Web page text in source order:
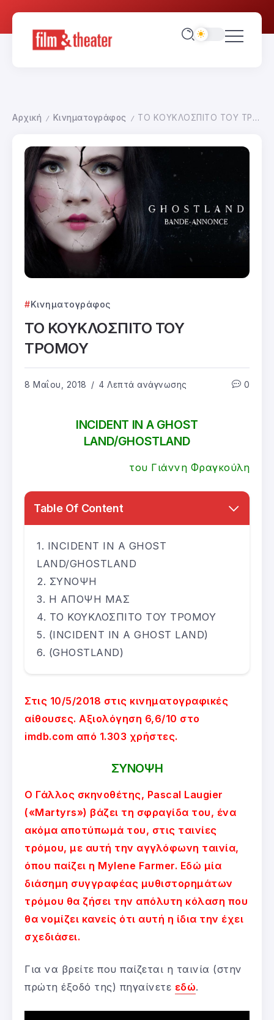
Αρχική / Κινηματογράφος / ΤΟ ΚΟΥΚΛΟΣΠΙΤΟ ΤΟΥ ΤΡΟΜΟΥ
Κινηματογράφος
ΤΟ ΚΟΥΚΛΟΣΠΙΤΟ ΤΟΥ
ΤΡΟΜΟΥ
8 Μαΐου, 2018 4 Λεπτά ανάγνωσης 0
INCIDENT IN A GHOST
LAND/GHOSTLAND
του Γιάννη Φραγκούλη
Table Of Content
INCIDENT IN A GHOST
LAND/GHOSTLAND
ΣΥΝΟΨΗ
Η ΑΠΟΨΗ ΜΑΣ
ΤΟ ΚΟΥΚΛΟΣΠΙΤΟ ΤΟΥ ΤΡΟΜΟΥ
(INCIDENT IN A GHOST LAND)
(GHOSTLAND)
Στις 10/5/2018 στις κινηματογραφικές
αίθουσες. Αξιολόγηση 6,6/10 στο
imdb.com από 1.303 χρήστες.
ΣΥΝΟΨΗ
Ο Γάλλος σκηνοθέτης, Pascal Laugier
(«Martyrs») βάζει τη σφραγίδα του, ένα
ακόμα αποτύπωμά του, στις ταινίες
τρόμου, με αυτή την αγγλόφωνη ταινία,
όπου παίζει η Mylene Farmer. Εδώ μία
διάσημη συγγραφέας μυθιστορημάτων
τρόμου θα ζήσει την απόλυτη κόλαση που
θα νομίζει κανείς ότι αυτή η ίδια την έχει
σχεδιάσει.
Για να βρείτε που παίζεται η ταινία (στην
πρώτη έξοδό της) πηγαίνετε εδώ.